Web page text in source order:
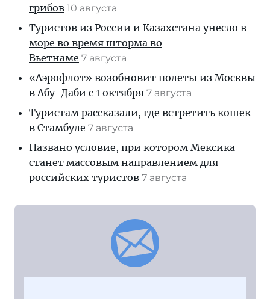
грибов 10 августа
Туристов из России и Казахстана унесло в
море во время шторма во
Вьетнаме 7 августа
«Аэрофлот» возобновит полеты из Москвы
в Абу-Даби с 1 октября 7 августа
Туристам рассказали, где встретить кошек
в Стамбуле 7 августа
Названо условие, при котором Мексика
станет массовым направлением для
российских туристов 7 августа